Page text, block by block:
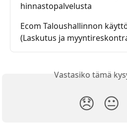
hinnastopalvelusta
Ecom Taloushallinnon
(Laskutus ja
Vastasiko tämä
😞 😐